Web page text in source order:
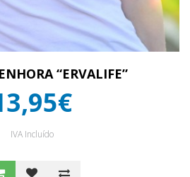
“ERVALIFE”
IVA Incluído